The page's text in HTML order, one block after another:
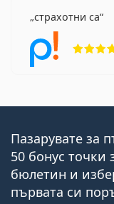
страхотни са
Пазарувате за
50 бонус точки
бюлетин и
първата си